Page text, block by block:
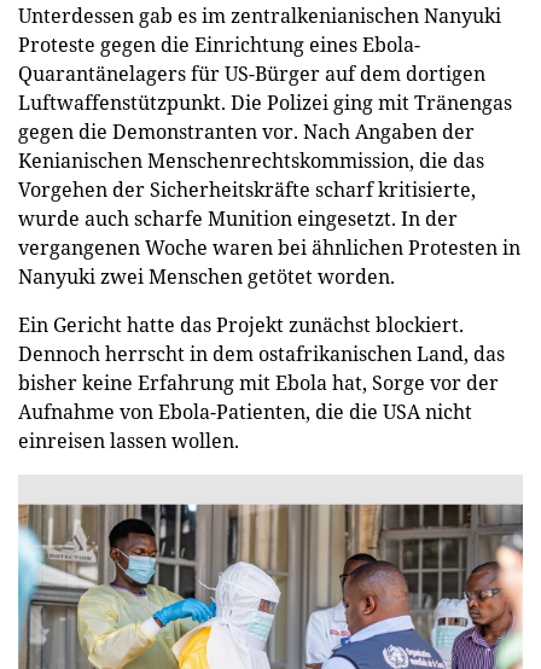
Unterdessen gab es im zentralkenianischen Nanyuki
Proteste gegen die Einrichtung eines Ebola-
Quarantänelagers für US-Bürger auf dem dortigen
Luftwaffenstützpunkt. Die Polizei ging mit Tränengas
gegen die Demonstranten vor. Nach Angaben der
Kenianischen Menschenrechtskommission, die das
Vorgehen der Sicherheitskräfte scharf kritisierte,
wurde auch scharfe Munition eingesetzt. In der
vergangenen Woche waren bei ähnlichen Protesten in
Nanyuki zwei Menschen getötet worden.
Ein Gericht hatte das Projekt zunächst blockiert.
Dennoch herrscht in dem ostafrikanischen Land, das
bisher keine Erfahrung mit Ebola hat, Sorge vor der
Aufnahme von Ebola-Patienten, die die USA nicht
einreisen lassen wollen.